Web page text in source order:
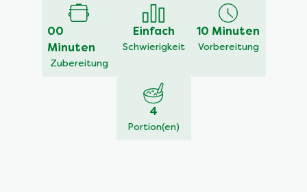
00
Minuten
Zubereitung
Einfach
Schwierigkeit
10 Minuten
Vorbereitung
4
Portion(en)